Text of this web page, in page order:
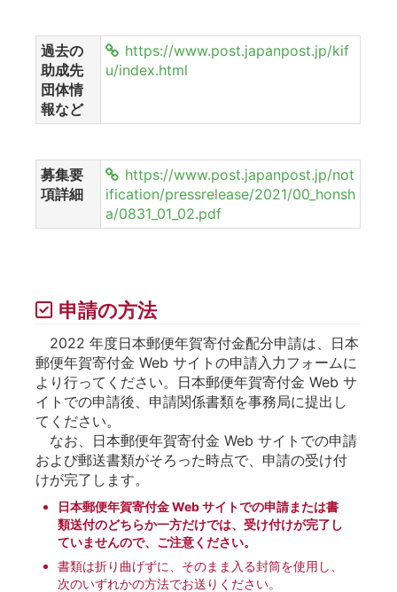
過去の
助成先
団体情
報など
https://www.post.japanpost.jp/kif
u/index.html
募集要
項詳細
https://www.post.japanpost.jp/not
ification/pressrelease/2021/00_honsh
a/0831_01_02.pdf
申請の方法
2022 年度日本郵便年賀寄付金配分申請は、日本
郵便年賀寄付金 Web サイトの申請入力フォームに
より行ってください。日本郵便年賀寄付金 Web サ
イトでの申請後、申請関係書類を事務局に提出し
てください。
なお、日本郵便年賀寄付金 Web サイトでの申請
および郵送書類がそろった時点で、申請の受け付
けが完了します。
日本郵便年賀寄付金 Web サイトでの申請または書
類送付のどちらか一方だけでは、受け付けが完了し
ていませんので、ご注意ください。
書類は折り曲げずに、そのまま入る封筒を使用し、
次のいずれかの方法でお送りください。